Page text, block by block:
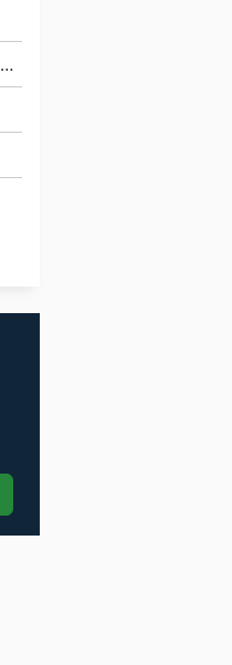
Nghề Nghiệp An Toàn Và Sức Khỏe